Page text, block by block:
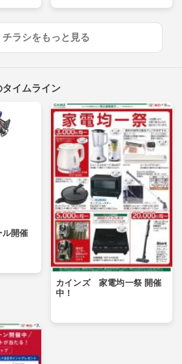
チラシをもっと見る
イムライン
ル開催
カインズ 家電均一祭 開催
中！